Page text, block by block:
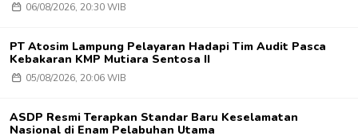
06/08/2026, 20:30 WIB
PT Atosim Lampung Pelayaran Hadapi Tim Audit Pasca
Kebakaran KMP Mutiara Sentosa II
05/08/2026, 20:06 WIB
ASDP Resmi Terapkan Standar Baru Keselamatan
Nasional di Enam Pelabuhan Utama